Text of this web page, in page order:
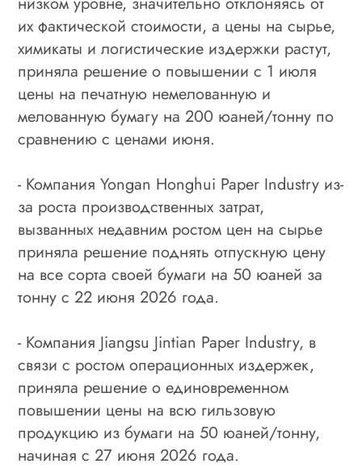
их фактической стоимости, а цены на сырье,
химикаты и логистические издержки растут,
приняла решение о повышении с 1 июля
цены на печатную немелованную и
мелованную бумагу на 200 юаней/тонну по
сравнению с ценами июня.
- Компания Yongan Honghui Paper Industry из-
за роста производственных затрат,
вызванных недавним ростом цен на сырье
приняла решение поднять отпускную цену
на все сорта своей бумаги на 50 юаней за
тонну с 22 июня 2026 года.
- Компания Jiangsu Jintian Paper Industry, в
связи с ростом операционных издержек,
приняла решение о единовременном
повышении цены на всю гильзовую
продукцию из бумаги на 50 юаней/тонну,
начиная с 27 июня 2026 года.